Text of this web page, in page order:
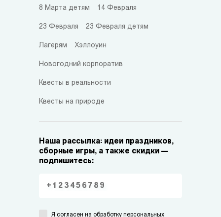
8 Марта детям 14 Февраля
23 Февраля 23 Февраля детям
Лагерям Хэллоуин
Новогодний корпоратив
Квесты в реальности
Квесты на природе
Наша рассылка: идеи праздников,
сборные игры, а также скидки —
подпишитесь:
Я согласен на обработку персональных